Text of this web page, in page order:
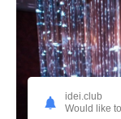
idei.club
Would like